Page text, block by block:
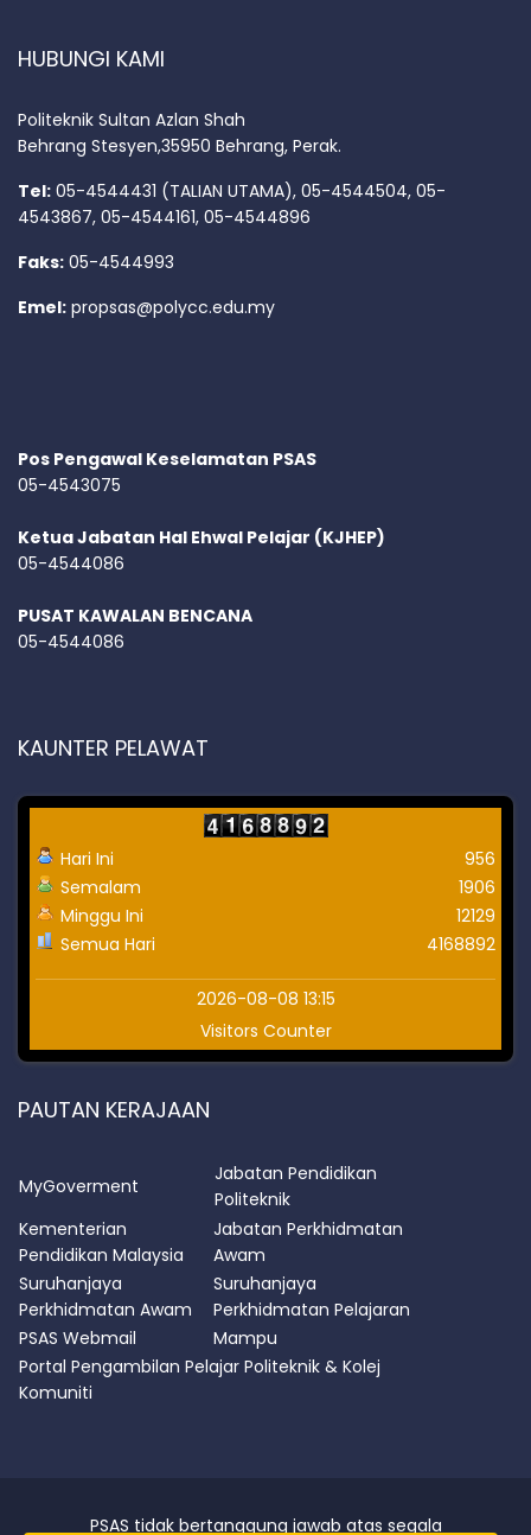
HUBUNGI KAMI
Politeknik Sultan Azlan Shah
Behrang Stesyen,35950 Behrang, Perak.
Tel: 05-4544431 (TALIAN UTAMA), 05-4544504, 05-
4543867, 05-4544161, 05-4544896
Faks: 05-4544993
Emel: propsas@polycc.edu.my
Pos Pengawal Keselamatan PSAS
05-4543075
Ketua Jabatan Hal Ehwal Pelajar (KJHEP)
05-4544086
PUSAT KAWALAN BENCANA
05-4544086
KAUNTER PELAWAT
Hari Ini
Semalam
Minggu Ini
Semua Hari
956
1906
12129
4168892
2026-08-08 13:15
Visitors Counter
PAUTAN KERAJAAN
MyGoverment
Jabatan Pendidikan
Politeknik
Kementerian
Pendidikan Malaysia
Jabatan Perkhidmatan
Awam
Suruhanjaya
Perkhidmatan Awam
Suruhanjaya
Perkhidmatan Pelajaran
PSAS Webmail
Mampu
Portal Pengambilan Pelajar Politeknik & Kolej
Komuniti
PSAS tidak bertanggung jawab atas segala